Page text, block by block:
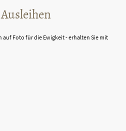
auf Foto für die Ewigkeit - erhalten Sie mit